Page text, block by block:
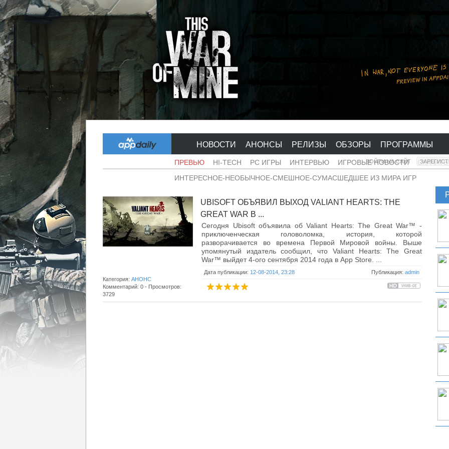
НОВОСТИ АНОНСЫ РЕЛИЗЫ ОБЗОРЫ ПРОГРАММЫ
ПРЕВЬЮ HI-TECH PC ИГРЫ ИНТЕРВЬЮ ИГРОВЫЕ НОВОСТИ
ИНТЕРЕСНОЕ-НЕОБЫЧНОЕ-СМЕШНОЕ-СУМАСШЕДШЕЕ ИЗ МИРА ИГР
ВОЙТИ НА САЙТ
UBISOFT ОБЪЯВИЛ ВЫХОД VALIANT HEARTS: THE
GREAT WAR В ...
Сегодня Ubisoft объявила об Valiant Hearts: The Great War™ -
приключенческая головоломка, история, которой
разворачивается во времена Первой Мировой войны. Выше
упомянутый издатель сообщил, что Valiant Hearts: The Great
War™ выйдет 4-ого сентября 2014 года в App Store. ...
Дата публикации: 12-08-2014, 23:28 Публикация: admin
Категория: АНОНС
Комментарий: 0 - Просмотров:
3729